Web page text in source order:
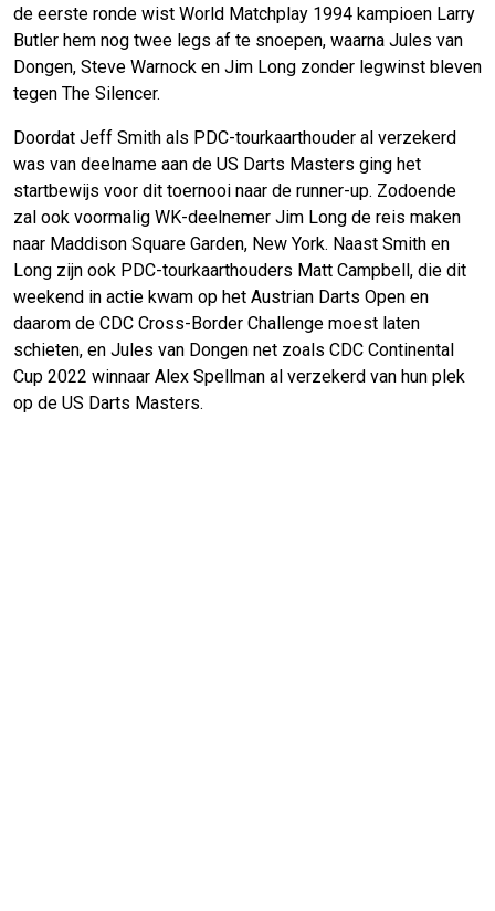
de eerste ronde wist World Matchplay 1994 kampioen Larry
Butler hem nog twee legs af te snoepen, waarna Jules van
Dongen, Steve Warnock en Jim Long zonder legwinst bleven
tegen The Silencer.
Doordat Jeff Smith als PDC-tourkaarthouder al verzekerd
was van deelname aan de US Darts Masters ging het
startbewijs voor dit toernooi naar de runner-up. Zodoende
zal ook voormalig WK-deelnemer Jim Long de reis maken
naar Maddison Square Garden, New York. Naast Smith en
Long zijn ook PDC-tourkaarthouders Matt Campbell, die dit
weekend in actie kwam op het Austrian Darts Open en
daarom de CDC Cross-Border Challenge moest laten
schieten, en Jules van Dongen net zoals CDC Continental
Cup 2022 winnaar Alex Spellman al verzekerd van hun plek
op de US Darts Masters.